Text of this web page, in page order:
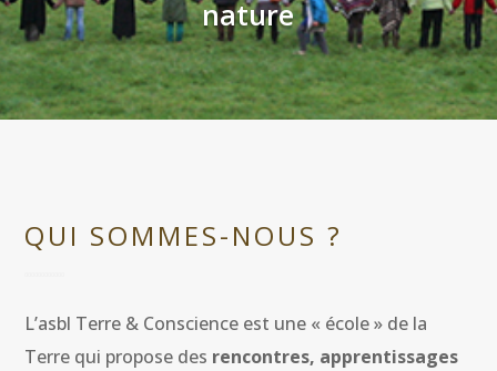
nature
QUI SOMMES-NOUS ?
L’asbl Terre & Conscience est une « école » de la
Terre qui propose des rencontres, apprentissages